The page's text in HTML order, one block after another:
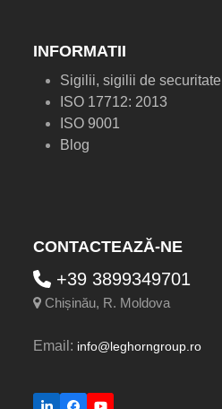
INFORMATII
Sigilii, sigilii de securitate
ISO 17712: 2013
ISO 9001
Blog
CONTACTEAZĂ-NE
+39 3899349701
Chișinău, R. Moldova
Email: info@leghorngroup.ro